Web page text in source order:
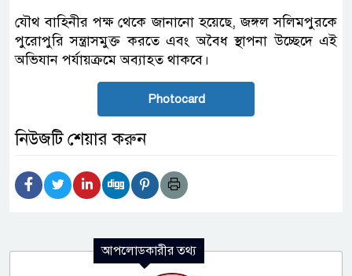
যৌথ বাহিনীর পক্ষ থেকে জানানো হয়েছে, জঙ্গল সলিমপুরকে
পুরোপুরি সন্ত্রাসমুক্ত করতে এবং অবৈধ স্থাপনা উচ্ছেদে এই
অভিযান পর্যায়ক্রমে অব্যাহত থাকবে।
Photocard
নিউজটি শেয়ার করুন
আপলোডকারীর তথ্য